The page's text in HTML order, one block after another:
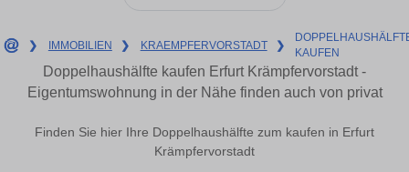
❯ IMMOBILIEN ❯ KRAEMPFERVORSTADT ❯
KAUFEN
Doppelhaushälfte kaufen Erfurt Krämpfervorstadt -
Eigentumswohnung in der Nähe finden auch von privat
Finden Sie hier Ihre Doppelhaushälfte zum kaufen in Erfurt
Krämpfervorstadt